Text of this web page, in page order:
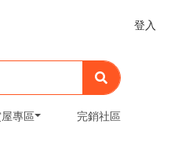
登入
專區 完銷社區